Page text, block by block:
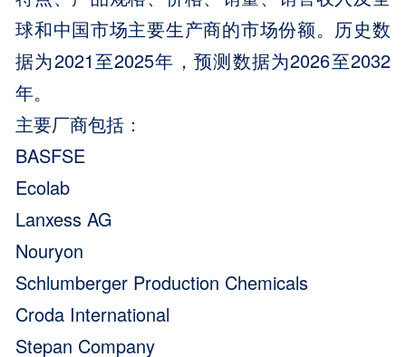
球和中国市场主要生产商的市场份额。历史数
据为2021至2025年，预测数据为2026至2032
年。
主要厂商包括：
BASFSE
Ecolab
Lanxess AG
Nouryon
Schlumberger Production Chemicals
Croda International
Stepan Company